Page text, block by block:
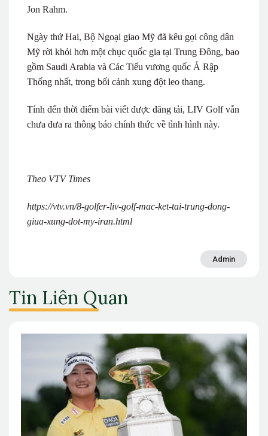
Jon Rahm.
Ngày thứ Hai, Bộ Ngoại giao Mỹ đã kêu gọi công dân
Mỹ rời khỏi hơn một chục quốc gia tại Trung Đông, bao
gồm Saudi Arabia và Các Tiểu vương quốc Ả Rập
Thống nhất, trong bối cảnh xung đột leo thang.
Tính đến thời điểm bài viết được đăng tải, LIV Golf vẫn
chưa đưa ra thông báo chính thức về tình hình này.
Theo VTV Times
https://vtv.vn/8-golfer-liv-golf-mac-ket-tai-trung-dong-
giua-xung-dot-my-iran.html
Admin
Tin Liên Quan